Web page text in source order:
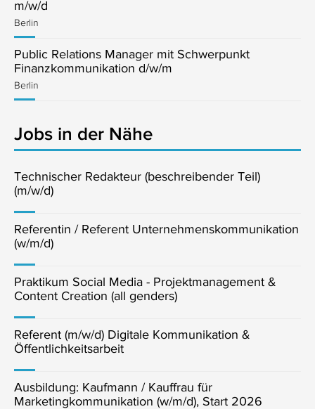
m/w/d
Berlin
Public Relations Manager mit Schwerpunkt
Finanzkommunikation d/w/m
Berlin
Jobs in der Nähe
Technischer Redakteur (beschreibender Teil)
(m/w/d)
Referentin / Referent Unternehmenskommunikation
(w/m/d)
Praktikum Social Media - Projektmanagement &
Content Creation (all genders)
Referent (m/w/d) Digitale Kommunikation &
Öffentlichkeitsarbeit
Ausbildung: Kaufmann / Kauffrau für
Marketingkommunikation (w/m/d), Start 2026